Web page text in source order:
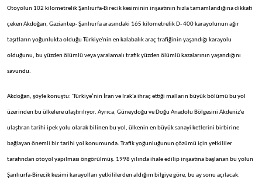
Otoyolun 102 kilometrelik Şanlıurfa-Birecik kesiminin inşaatının hızla tamamlandığına dikkati
çeken Akdoğan, Gaziantep- Şanlıurfa arasındaki 165 kilometrelik D- 400 karayolunun ağır
taşıtların yoğunlukta olduğu Türkiye'nin en kalabalık araç trafiğinin yaşandığı karayolu
olduğunu, bu yüzden ölümlü veya yaralamalı trafik yüzden ölümlü kazalarının yaşandığını
savundu.
Akdoğan, şöyle konuştu: 'Türkiye’nin İran ve Irak'a ihraç ettiği malların büyük bölümü bu yol
üzerinden bu ülkelere ulaştırılıyor. Ayrıca, Güneydoğu ve Doğu Anadolu Bölgesini Akdeniz'e
ulaştıran tarihi ipek yolu olarak bilinen bu yol, ülkenin en büyük sanayi ketlerini birbirine
bağlayan önemli bir tarihi yol konumunda. Trafik yoğunluğunun çözümü için yetkililer
tarafından otoyol yapılması öngörülmüş. 1998 yılında ihale edilip inşaatına başlanan bu yolun
Şanlıurfa-Birecik kesimi karayolları yetkililerden aldığım bilgiye göre, bu ay sonu açılacak.